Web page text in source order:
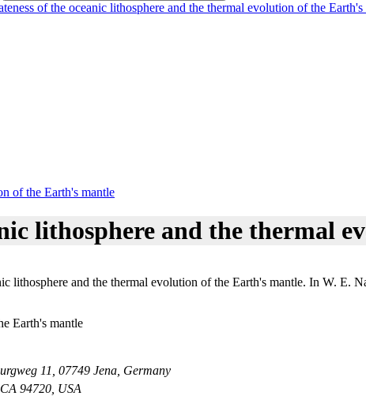
of the oceanic lithosphere and the thermal evolution of the Earth's
of the Earth's mantle
lithosphere and the thermal
lithosphere and the thermal evolution of the Earth's mantle. In W. E.
Earth's mantle
11, 07749 Jena, Germany
94720, USA